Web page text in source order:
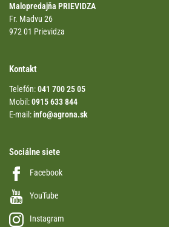
Malopredajňa PRIEVIDZA
Fr. Madvu 26
972 01 Prievidza
Kontakt
Telefón:041 700 25 05
Mobil:0915 633 844
E-mail:info@agrona.sk
Sociálne siete
Facebook
YouTube
Instagram